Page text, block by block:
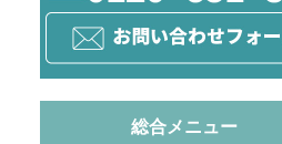
総合メニュー